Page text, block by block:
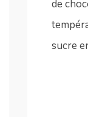
de
sucre